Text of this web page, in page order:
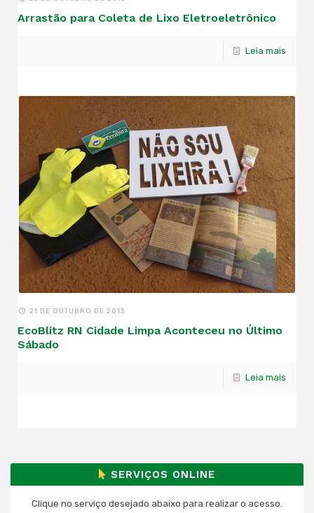
Arrastão para Coleta de Lixo Eletroeletrônico
Leia mais
21 DE OUTUBRO DE 2013
EcoBlitz RN Cidade Limpa Aconteceu no Último
Sábado
Leia mais
SERVIÇOS ONLINE
Clique no serviço desejado abaixo para realizar o acesso.